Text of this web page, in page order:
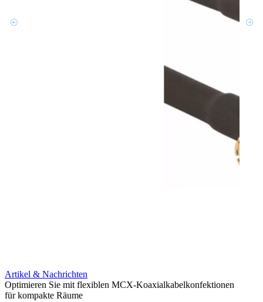
Artikel & Nachrichten
Optimieren Sie mit flexiblen MCX-Koaxialkabelkonfektionen
für kompakte Räume